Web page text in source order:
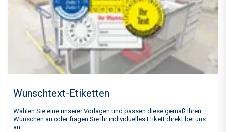
Wunschtext-Etiketten
Wählen Sie eine unserer Vorlagen und passen diese gemäß Ihren
Wünschen an oder fragen Sie Ihr individuelles Etikett direkt bei uns
an: